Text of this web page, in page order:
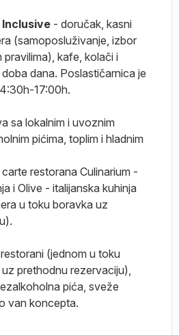
Inclusive - doručak, kasni
(samoposluživanje, izbor
kafe, kolači i
dana. Poslastičarnica je
17:00h.
sa lokalnim i uvoznim
pićima, toplim i hladnim
restorana Culinarium -
i Olive - italijanska kuhinja
u toku boravka uz
(jednom u toku
prethodnu rezervaciju),
pića, sveže
van koncepta.